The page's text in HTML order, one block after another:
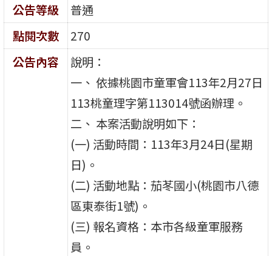
公告等級
普通
點閱次數
270
公告內容
說明：
一、 依據桃園市童軍會113年2月27日
113桃童理字第113014號函辦理。
二、 本案活動說明如下：
(一) 活動時間：113年3月24日(星期
日)。
(二) 活動地點：茄苳國小(桃園市八德
區東泰街1號)。
(三) 報名資格：本市各級童軍服務
員。